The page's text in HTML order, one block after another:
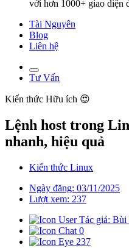
với hơn 1000+ giao diện
Tài Nguyên
Blog
Liên hệ
Tư Vấn
Kiến thức Hữu ích 😍
Lệnh host trong
nhanh, hiệu quả
Kiến thức Linux
Ngày đăng: 03/11/2025
Lượt xem: 237
Tác giả:
0
237